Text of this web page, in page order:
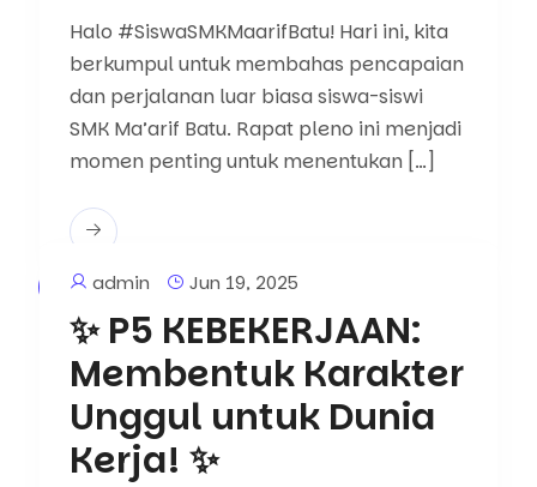
Halo #SiswaSMKMaarifBatu! Hari ini, kita
berkumpul untuk membahas pencapaian
dan perjalanan luar biasa siswa-siswi
SMK Ma’arif Batu. Rapat pleno ini menjadi
momen penting untuk menentukan […]
Beritaadmin Jun 19, 2025
✨ P5 KEBEKERJAAN:
Membentuk Karakter
Unggul untuk Dunia
Kerja! ✨